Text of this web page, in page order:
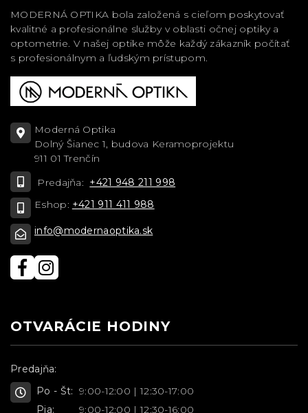
MODERNÁ OPTIKA bola založená s cieľom poskytovať
kvalitné a profesionálne služby v oblasti očnej optiky a
optometrie. V našej optike môže každý zákazník počítať
s profesionálnym a ľudským prístupom.
Moderná Optika
Dolný Šianec 1, budova Keramoprojektu
911 01 Trenčín
Predajňa: +421 948 211 998
Eshop: +421 911 411 988
info@modernaoptika.sk
OTVARÁCIE HODINY
Predajňa:
Po - Št: 9:00-12:00 | 12:30-17:00
Pia:
9:00-12:00 | 12:30-16:00